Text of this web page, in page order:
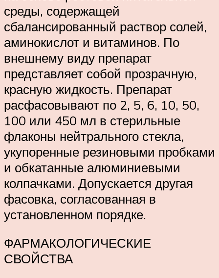
среды, содержащей
сбалансированный раствор солей,
аминокислот и витаминов. По
внешнему виду препарат
представляет собой прозрачную,
красную жидкость. Препарат
расфасовывают по 2, 5, 6, 10, 50,
100 или 450 мл в стерильные
флаконы нейтрального стекла,
укупоренные резиновыми пробками
и обкатанные алюминиевыми
колпачками. Допускается другая
фасовка, согласованная в
установленном порядке.
ФАРМАКОЛОГИЧЕСКИЕ
СВОЙСТВА